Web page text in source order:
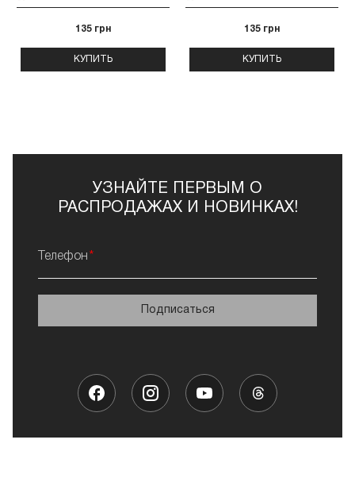
135 грн
КУПИТЬ
135 грн
КУПИТЬ
УЗНАЙТЕ ПЕРВЫМ О
РАСПРОДАЖАХ И НОВИНКАХ!
Телефон
Подписаться